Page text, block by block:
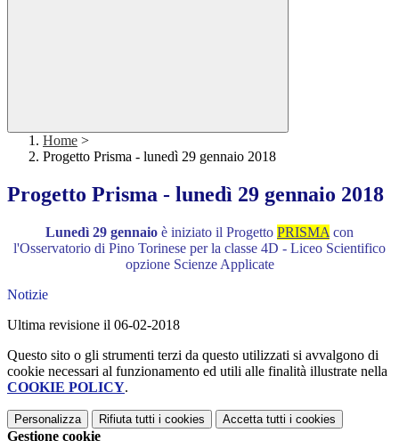
Home >
Progetto Prisma - lunedì 29 gennaio 2018
Progetto Prisma - lunedì 29 gennaio 2018
Lunedì 29 gennaio è iniziato il Progetto PRISMA con
l'Osservatorio di Pino Torinese per la classe 4D - Liceo Scientifico
opzione Scienze Applicate
Notizie
Ultima revisione il 06-02-2018
Questo sito o gli strumenti terzi da questo utilizzati si avvalgono di
cookie necessari al funzionamento ed utili alle finalità illustrate nella
COOKIE POLICY.
Personalizza Rifiuta tutti i cookies Accetta tutti i cookies
Gestione cookie